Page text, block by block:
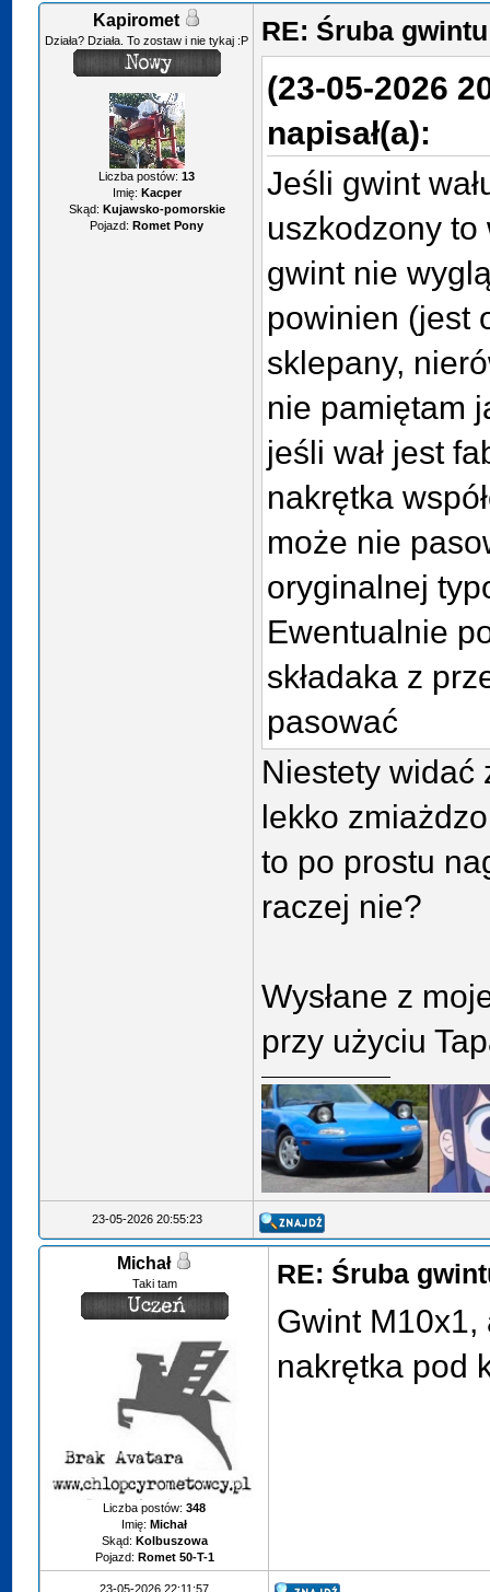
Kapiromet
Działa? Działa. To zostaw i nie tykaj :P
Liczba postów:13
Imię: Kacper
Skąd: Kujawsko-pomorskie
Pojazd: Romet Pony
RE: Śruba
(23-05-2026
napisał(a):
Jeśli gwint
uszkodzony
gwint nie
powinien (jest
sklepany,
nie pamiętam
jeśli wał jest
nakrętka
może nie
oryginalnej
Ewentualnie
składaka z
pasować
Niestety widać
lekko
to po prostu
raczej nie?
Wysłane z
przy użyciu
23-05-2026 20:55:23
Michał
Taki tam
Liczba postów:348
Imię: Michał
Skąd: Kolbuszowa
Pojazd: Romet 50-T-1
RE: Śruba
Gwint M10x1,
nakrętka pod
23-05-2026 22:11:57